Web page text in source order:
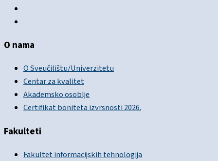
O nama
O Sveučilištu/Univerzitetu
Centar za kvalitet
Akademsko osoblje
Certifikat boniteta izvrsnosti 2026.
Fakulteti
Fakultet informacijskih tehnologija